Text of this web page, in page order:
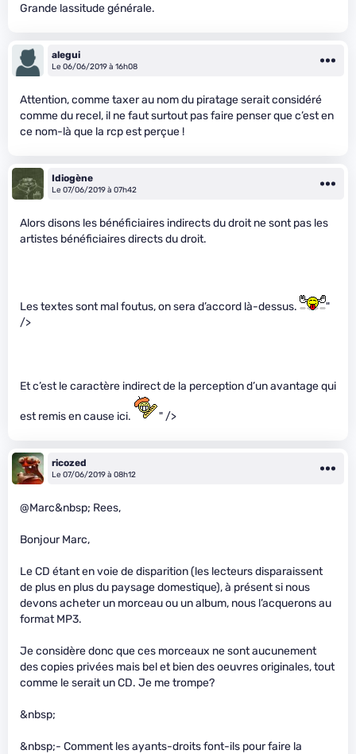
Grande lassitude générale.
alegui
Le 06/06/2019 à 16h08
Attention, comme taxer au nom du piratage serait considéré
comme du recel, il ne faut surtout pas faire penser que c’est en
ce nom-là que la rcp est perçue !
Idiogène
Le 07/06/2019 à 07h42
Alors disons les bénéficiaires indirects du droit ne sont pas les
artistes bénéficiaires directs du droit.
Les textes sont mal foutus, on sera d’accord là-dessus.
"
/>
Et c’est le caractère indirect de la perception d’un avantage qui
est remis en cause ici. " />
ricozed
Le 07/06/2019 à 08h12
@Marc&nbsp; Rees,
Bonjour Marc,
Le CD étant en voie de disparition (les lecteurs disparaissent
de plus en plus du paysage domestique), à présent si nous
devons acheter un morceau ou un album, nous l’acquerons au
format MP3.
Je considère donc que ces morceaux ne sont aucunement
des copies privées mais bel et bien des oeuvres originales, tout
comme le serait un CD. Je me trompe?
&nbsp;
&nbsp;- Comment les ayants-droits font-ils pour faire la